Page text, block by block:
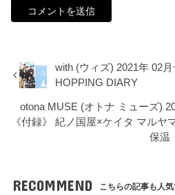
with (ウィズ) 2021年 02
HOPPING DIARY
otona MUSE (オトナ ミューズ)
《付録》 紀ノ国屋×ケイタ マルヤ
保温
RECOMMEND こちらの記事も人気